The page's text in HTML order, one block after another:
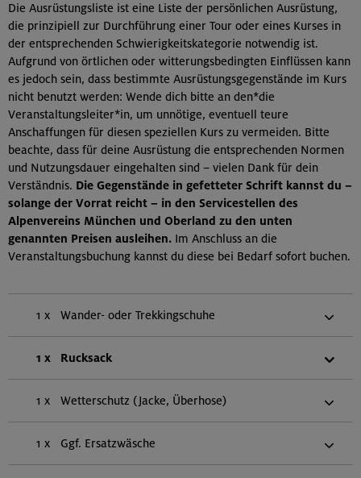
Die Ausrüstungsliste ist eine Liste der persönlichen Ausrüstung,
die prinzipiell zur Durchführung einer Tour oder eines Kurses in
der entsprechenden Schwierigkeitskategorie notwendig ist.
Aufgrund von örtlichen oder witterungsbedingten Einflüssen kann
es jedoch sein, dass bestimmte Ausrüstungsgegenstände im Kurs
nicht benutzt werden: Wende dich bitte an den*die
Veranstaltungsleiter*in, um unnötige, eventuell teure
Anschaffungen für diesen speziellen Kurs zu vermeiden. Bitte
beachte, dass für deine Ausrüstung die entsprechenden Normen
und Nutzungsdauer eingehalten sind – vielen Dank für dein
Verständnis. Die Gegenstände in gefetteter Schrift kannst du –
solange der Vorrat reicht – in den Servicestellen des
Alpenvereins München und Oberland zu den unten
genannten Preisen ausleihen. Im Anschluss an die
Veranstaltungsbuchung kannst du diese bei Bedarf sofort buchen.
1 x Wander- oder Trekkingschuhe
1 x Rucksack
1 x Wetterschutz (Jacke, Überhose)
1 x Ggf. Ersatzwäsche